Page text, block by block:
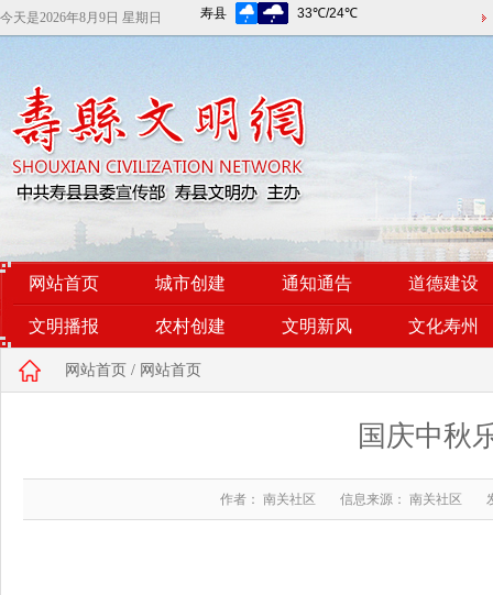
今天是2026年8月9日 星期日
网站首页 城市创建 通知通告 道德建设
文明播报 农村创建 文明新风 文化寿州
网站首页 / 网站首页
国庆中秋
作者： 南关社区 信息来源： 南关社区